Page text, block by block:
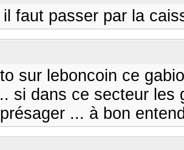
faut passer par la
sur leboncoin ce
si dans ce secteur les
... à bon